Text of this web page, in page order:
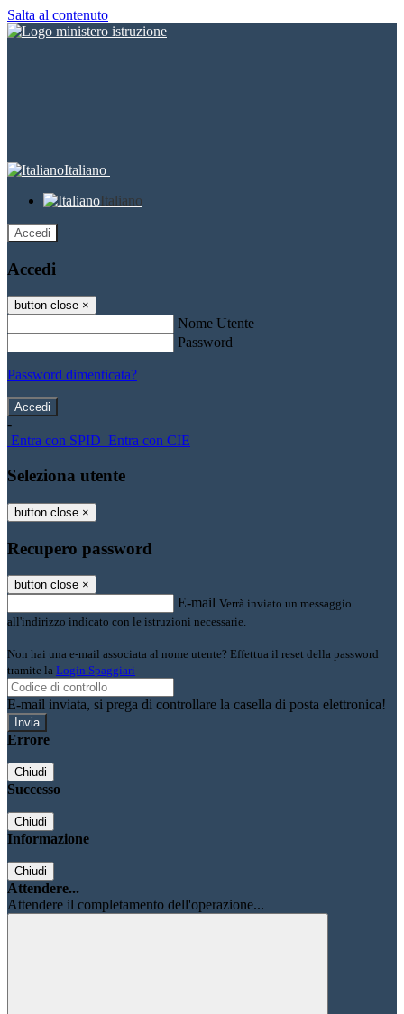
Salta al contenuto
Italiano
Italiano
Accedi
Accedi
button close ×
Nome Utente
Password
Password dimenticata?
-
Entra con SPID Entra con CIE
Seleziona utente
button close ×
Recupero password
button close ×
E-mail Verrà inviato un messaggio
all'indirizzo indicato con le istruzioni necessarie.
Non hai una e-mail associata al nome utente? Effettua il reset della password
tramite la Login Spaggiari
E-mail inviata, si prega di controllare la casella di posta elettronica!
Errore
Chiudi
Successo
Chiudi
Informazione
Chiudi
Attendere...
Attendere il completamento dell'operazione...